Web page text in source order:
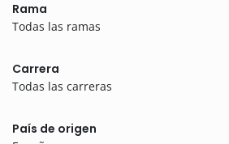
Rama
Todas las ramas
Carrera
Todas las carreras
País de origen